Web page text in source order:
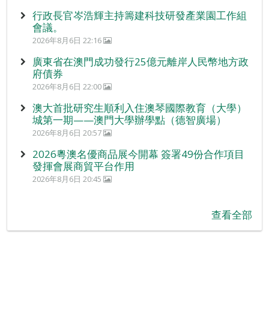
行政長官岑浩輝主持籌建科技研發產業園工作組
會議。
2026年8月6日 22:16
廣東省在澳門成功發行25億元離岸人民幣地方政
府債券
2026年8月6日 22:00
澳大首批研究生順利入住澳琴國際教育（大學）
城第一期——澳門大學辦學點（德智廣場）
2026年8月6日 20:57
2026粵澳名優商品展今開幕 簽署49份合作項目
發揮會展商貿平台作用
2026年8月6日 20:45
查看全部